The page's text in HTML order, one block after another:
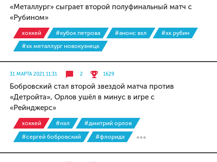
«Металлург» сыграет второй полуфинальный матч с
«Рубином»
хоккей #кубок петрова #анонс вхл
#хк рубин
#хк металлург новокузнецк
31 МАРТА 2021 11:31 2 1629
Бобровский стал второй звездой матча против
«Детройта», Орлов ушёл в минус в игре с
«Рейнджерс»
хоккей #нхл
#дмитрий орлов
#сергей бобровский
#флорида